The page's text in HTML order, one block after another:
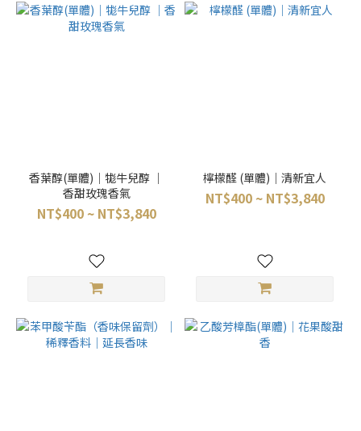
香葉醇(單體)｜牻牛兒醇 ｜
香甜玫瑰香氣
NT$400 ~ NT$3,840
檸檬醛 (單體)｜清新宜人
NT$400 ~ NT$3,840